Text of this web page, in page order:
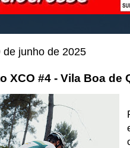
junho de 2025
XCO #4 - Vila Boa de